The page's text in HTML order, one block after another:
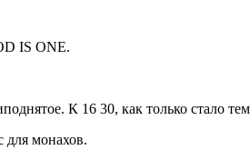
IS ONE.
К 16 30, как только стало
для монахов.